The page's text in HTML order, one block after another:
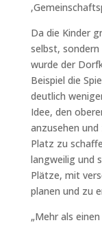
Da die Kinder
selbst,
wurde der
Beispiel die
deutlich
Idee, den
anzusehen und
Platz zu
langweilig und
Plätze, mit
planen und zu
„Mehr als